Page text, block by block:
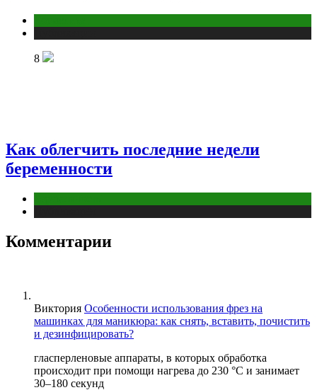
8
Как облегчить последние недели
беременности
Комментарии
Виктория Особенности использования фрез на
машинках для маникюра: как снять, вставить, почистить
и дезинфицировать?
гласперленовые аппараты, в которых обработка
происходит при помощи нагрева до 230 °С и занимает
30–180 секунд